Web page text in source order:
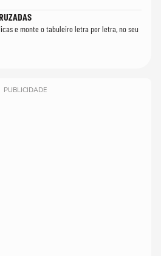
e monte o tabuleiro letra por letra, no seu
PUBLICIDADE